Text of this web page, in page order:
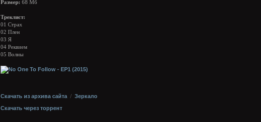
Размер: 68 Мб
Треклист:
01 Страх
02 Плен
03 Я
04 Реквием
05 Волны
Скачать из архива сайта / Зеркало
Скачать через торрент